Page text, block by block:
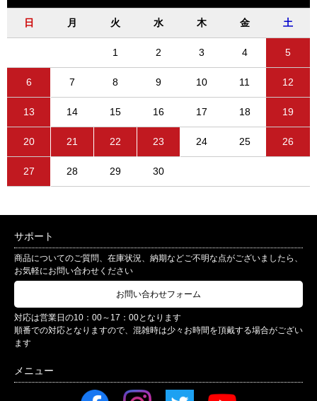
日 月 火 水 木 金 土
1 2 3 4 5
6 7 8 9 10 11 12
13 14 15 16 17 18 19
20 21 22 23 24 25 26
27 28 29 30
サポート
商品についてのご質問、在庫状況、納期などご不明な点がございましたら、
お気軽にお問い合わせください
お問い合わせフォーム
対応は営業日の10：00～17：00となります
順番での対応となりますので、混雑時は少々お時間を頂戴する場合がござい
ます